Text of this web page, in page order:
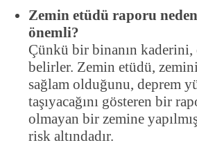
Zemin etüdü raporu
önemli?
Çünkü bir binanın
belirler. Zemin etüdü,
sağlam olduğunu, deprem
taşıyacağını gösteren bir
olmayan bir zemine
risk altındadır.